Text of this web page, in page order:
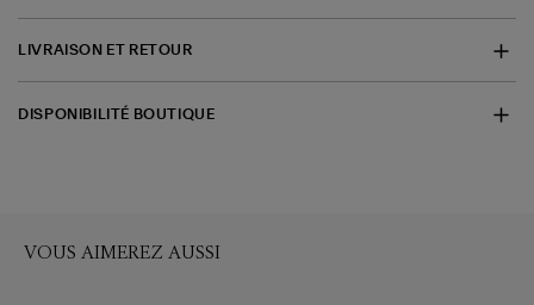
LIVRAISON ET RETOUR
DISPONIBILITÉ BOUTIQUE
VOUS AIMEREZ AUSSI